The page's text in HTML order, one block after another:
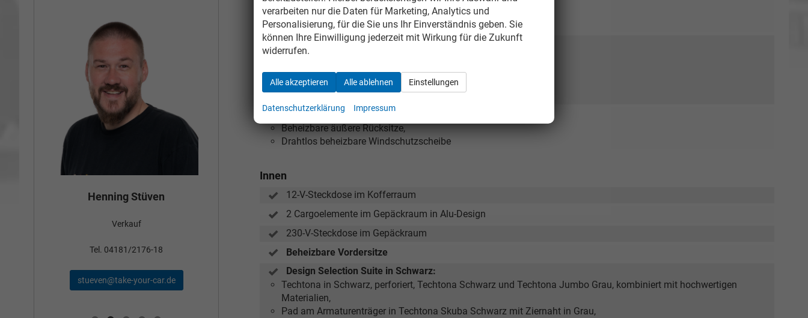
Beleuchtetes Tech-Deck,
360°-Umgebungskamera (Area View)
Simply Clever-Paket:
Tablethalter,
Regenschirmhalter in der Beifahrertür,
Abfalleimer,
Ladekabelreiniger
Winter-Paket:
Beheizbare äußere Rücksitze,
Drahtlos beheizbare Windschutzscheibe
Innen
12-V-Steckdose im Kofferraum
2 Cargoelemente im Gepäckraum in Alu-Design
230-V-Steckdose im Gepäckraum
Beheizbare Vordersitze
Design Selection Suite in Schwarz:
Techtona in Schwarz, perforiert, Techtona Schwarz und Techtona Jumbo Grau, kombiniert mit hochwertigen
Materialien,
Pad am Armaturenträger in Techtona Skuba Schwarz mit Ziernaht in Grau,
Henning Stüven
Verkauf
Tel. 04181/2176-18
stueven@take-your-car.de
Bünyamin Schael
Tel. 04181/2176-24
schael@take-your-car.de wollschlaeger@take-your-car.de
verarbeiten nur die Daten für Marketing, Analytics und
Personalisierung, für die Sie uns Ihr Einverständnis geben. Sie
können Ihre Einwilligung jederzeit mit Wirkung für die Zukunft
widerrufen.
Alle akzeptieren Alle ablehnen Einstellungen
Datenschutzerklärung Impressum